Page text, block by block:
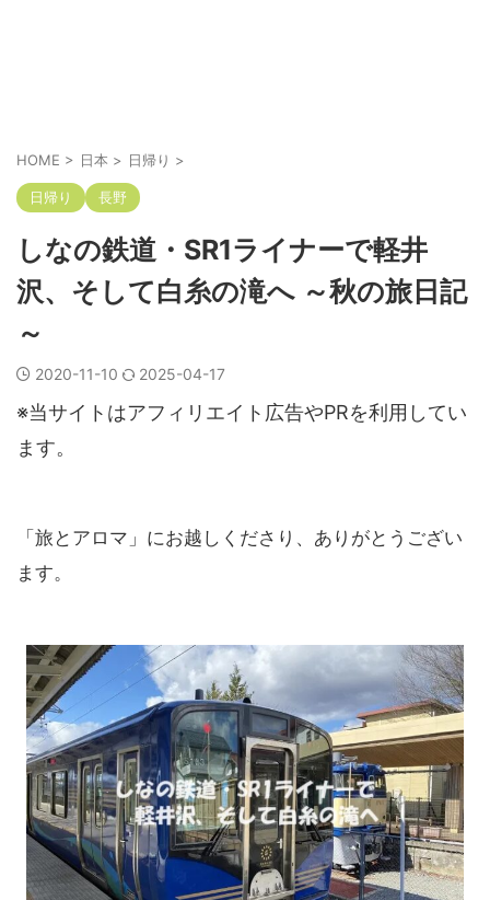
HOME > 日本 > 日帰り >
日帰り 長野
しなの鉄道・SR1ライナーで軽井
沢、そして白糸の滝へ ～秋の旅日記
～
2020-11-10 2025-04-17
※当サイトはアフィリエイト広告やPRを利用してい
ます。
「旅とアロマ」にお越しくださり、ありがとうござい
ます。